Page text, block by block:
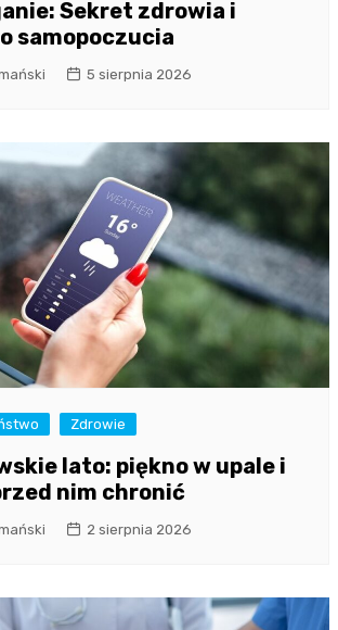
Sekret zdrowia i
samopoczucia
5 sierpnia 2026
Zdrowie
lato: piękno w upale i
nim chronić
2 sierpnia 2026